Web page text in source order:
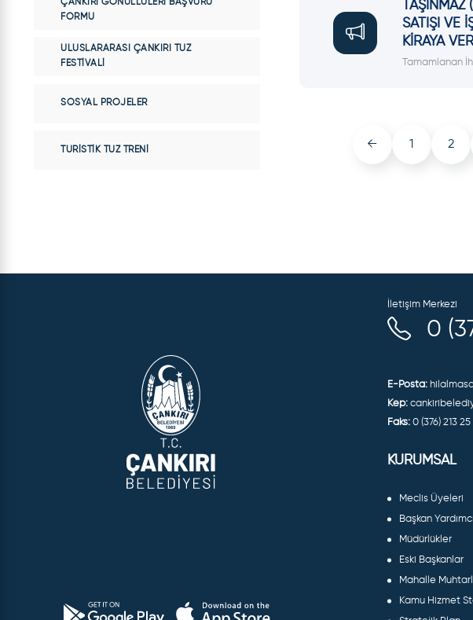
TAŞINMAZ
SATIŞI VE
KİRAYA
Tamamlanan
← 1 2
ÇANKIRI GÖNÜLLÜLERI BAŞVURU
FORMU
ULUSLARARASI ÇANKIRI TUZ
FESTIVALI
SOSYAL PROJELER
TURISTIK TUZ TRENI
İletişim Merkezi
0
E-Posta:
Kep:
Faks: 0 (376) 213
KURUMSAL
Meclis Üyeleri
Başkan
Müdürlükler
Eski Başkanlar
Mahalle
Kamu Hizmet